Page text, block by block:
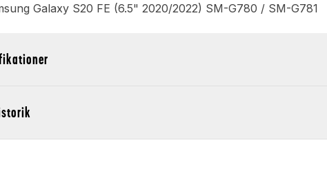
Galaxy S20 FE (6.5" 2020/2022) SM-G780 / SM-G781